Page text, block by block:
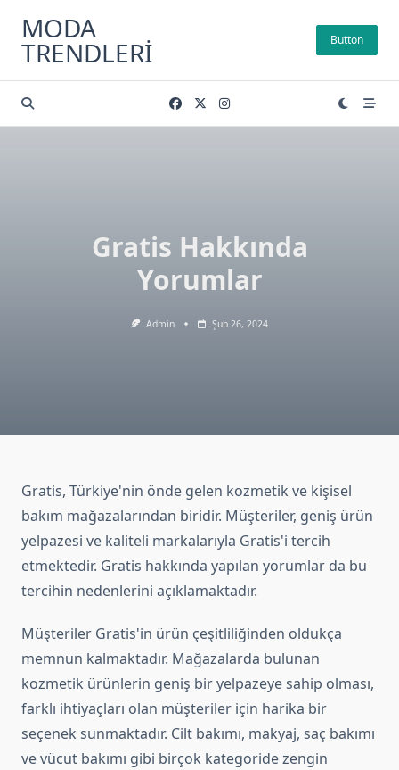
content
MODA
TRENDLERI Button
Gratis Hakkında
Yorumlar
Admin Şub 26, 2024
Gratis, Türkiye'nin önde gelen kozmetik ve kişisel
bakım mağazalarından biridir. Müşteriler, geniş ürün
yelpazesi ve kaliteli markalarıyla Gratis'i tercih
etmektedir. Gratis hakkında yapılan yorumlar da bu
tercihin nedenlerini açıklamaktadır.
Müşteriler Gratis'in ürün çeşitliliğinden oldukça
memnun kalmaktadır. Mağazalarda bulunan
kozmetik ürünlerin geniş bir yelpazeye sahip olması,
farklı ihtiyaçları olan müşteriler için harika bir
seçenek sunmaktadır. Cilt bakımı, makyaj, saç bakımı
ve vücut bakımı gibi birçok kategoride zengin